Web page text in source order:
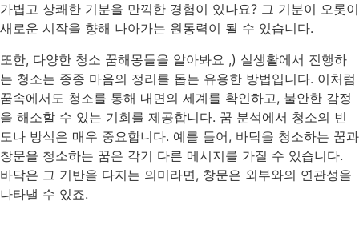
가볍고 상쾌한 기분을 만끽한 경험이 있나요? 그 기분이 오롯이
새로운 시작을 향해 나아가는 원동력이 될 수 있습니다.
또한, 다양한 청소 꿈해몽들을 알아봐요 ,) 실생활에서 진행하
는 청소는 종종 마음의 정리를 돕는 유용한 방법입니다. 이처럼
꿈속에서도 청소를 통해 내면의 세계를 확인하고, 불안한 감정
을 해소할 수 있는 기회를 제공합니다. 꿈 분석에서 청소의 빈
도나 방식은 매우 중요합니다. 예를 들어, 바닥을 청소하는 꿈과
창문을 청소하는 꿈은 각기 다른 메시지를 가질 수 있습니다.
바닥은 그 기반을 다지는 의미라면, 창문은 외부와의 연관성을
나타낼 수 있죠.